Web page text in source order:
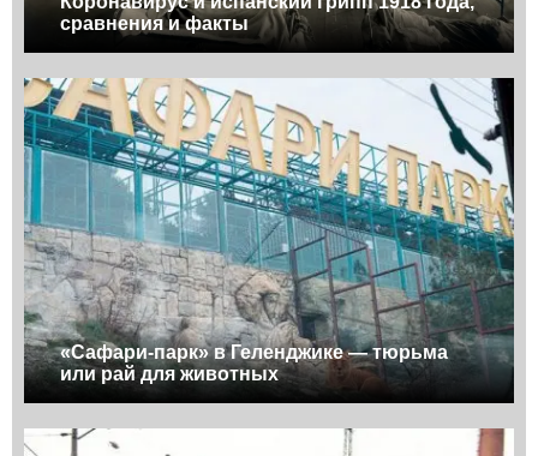
сравнения и факты
«Сафари-парк» в Геленджике — тюрьма
или рай для животных